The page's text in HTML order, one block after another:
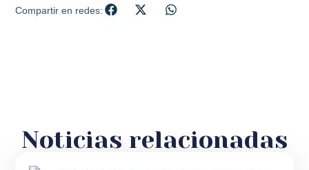
Compartir en redes:
Noticias relacionadas